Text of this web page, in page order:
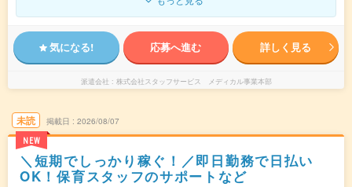
気になる! 応募へ進む 詳しく見る
派遣会社 株式会社スタッフサービス メディカル事業本部
未読
NEW
掲載日 2026/08/07
＼短期でしっかり稼ぐ！／即日勤務で日払い
OK！保育スタッフのサポートなど